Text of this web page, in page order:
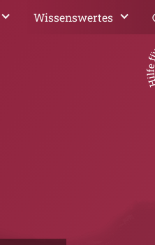
Wissenswertes